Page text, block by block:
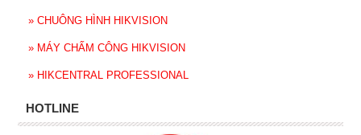
» CHUÔNG HÌNH HIKVISION
» MÁY CHẤM CÔNG HIKVISION
» HIKCENTRAL PROFESSIONAL
HOTLINE